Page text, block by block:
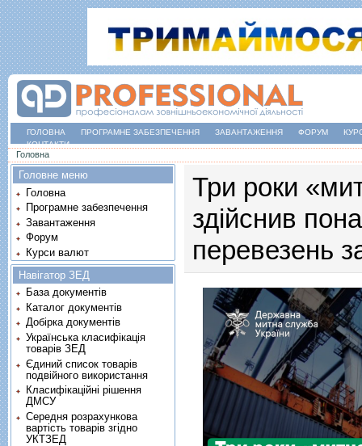
ГОЛОВНА ПРОГРАМНЕ ЗАБЕЗПЕЧЕННЯ ЗАВАНТАЖЕННЯ ФОРУМ
КОНТАКТИ
Ви є тут
Головна
Три роки
здійснив
перевезень
Головне меню
Головна
Програмне забезпечення
Завантаження
Форум
Курси валют
Навігатор ЗЕД
База документів
Каталог документів
Добірка документів
Українська класифікація
товарів ЗЕД
Єдиний список товарів
подвійного використання
Класифікаційні рішення
ДМСУ
Середня розрахункова
вартість товарів згідно
УКТЗЕД